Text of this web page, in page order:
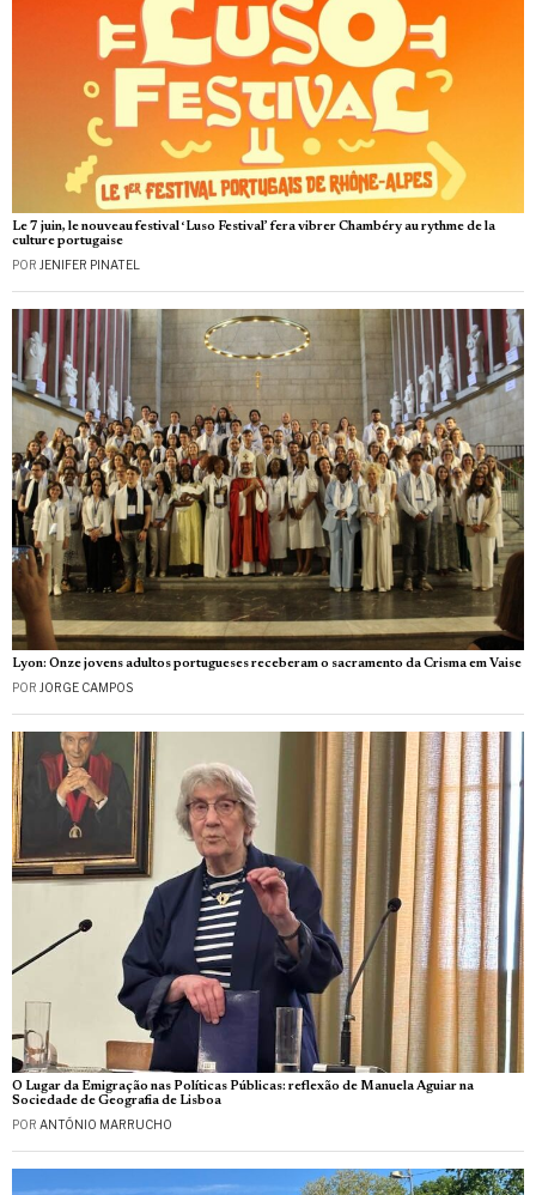
Le 7 juin, le nouveau festival ‘Luso Festival’ fera vibrer Chambéry au rythme de la
culture portugaise
POR JENIFER PINATEL
Lyon: Onze jovens adultos portugueses receberam o sacramento da Crisma em Vaise
POR JORGE CAMPOS
O Lugar da Emigração nas Políticas Públicas: reflexão de Manuela Aguiar na
Sociedade de Geografia de Lisboa
POR ANTÓNIO MARRUCHO